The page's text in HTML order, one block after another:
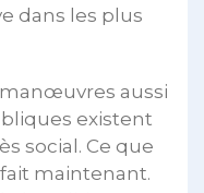
dans les plus
aussi
existent
social. Ce que
fait maintenant.